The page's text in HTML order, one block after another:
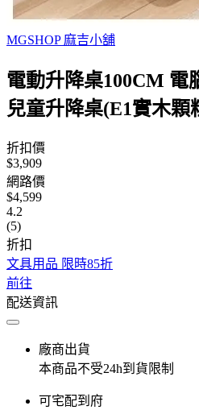
MGSHOP 麻吉小舖
電動升降桌100CM 電
兒童升降桌(E1實木顆
折扣價
$3,909
網路價
$4,599
4.2
(5)
折扣
文具用品 限時85折
前往
配送資訊
廠商出貨
本商品不受24h到貨限制
可宅配到府